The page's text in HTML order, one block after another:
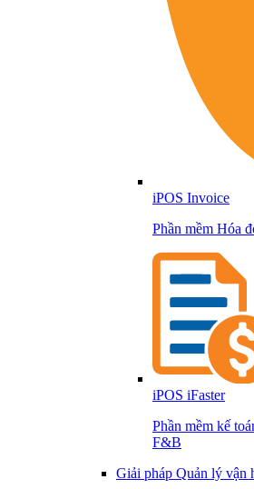
iPOS Invoice
Phần mềm Hóa
iPOS iFaster
Phần mềm kế
F&B
Giải pháp Quản lý vận